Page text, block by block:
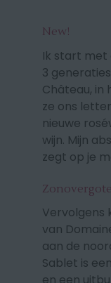
New!
Ik start met
3
Château, in
ze ons
nieuwe
wijn. Mijn
zegt op je
Vervolgens
van
aan de
Sablet is